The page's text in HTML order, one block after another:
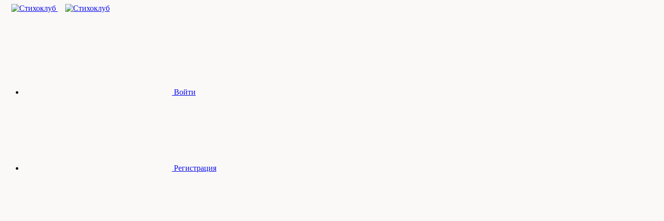
Войти
Регистрация